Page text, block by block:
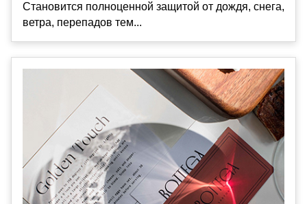
Становится полноценной защитой от дождя, снега,
ветра, перепадов тем...